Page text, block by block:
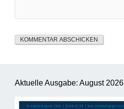
Aktuelle Ausgabe: August 2026